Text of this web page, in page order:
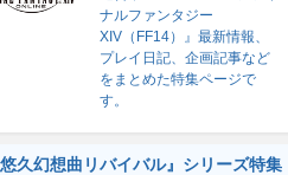
ナルファンタジー
XIV（FF14）』最新情報、
プレイ日記、企画記事など
をまとめた特集ページで
す。
久幻想曲リバイバル』シリーズ特集